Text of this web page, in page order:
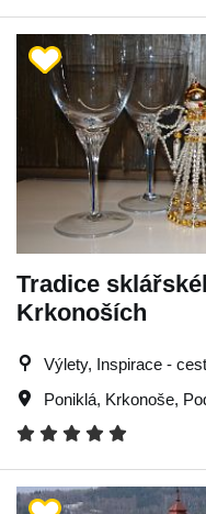
Tradice
Krkonoších
Výlety, Inspirace -
Poniklá, Krkonoše,